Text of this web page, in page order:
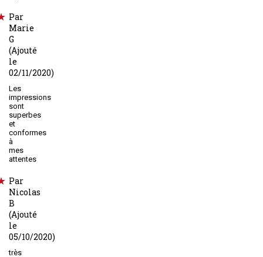
Par
Marie
G
(Ajouté
le
02/11/2020)
Les
impressions
sont
superbes
et
conformes
à
mes
attentes
Par
Nicolas
B
(Ajouté
le
05/10/2020)
très